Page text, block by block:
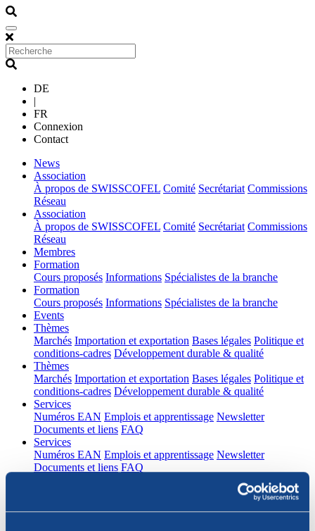
DE
|
FR
Connexion
Contact
News(current)
Association
À propos de SWISSCOFEL Comité Secrétariat Commissions
Réseau
Association
À propos de SWISSCOFEL Comité Secrétariat Commissions
Réseau
Membres(current)
Formation
Cours proposés Informations Spécialistes de la branche
Formation
Cours proposés Informations Spécialistes de la branche
Events(current)
Thèmes(current)
Marchés Importation et exportation Bases légales Politique et
conditions-cadres Développement durable & qualité
Thèmes(current)
Marchés Importation et exportation Bases légales Politique et
conditions-cadres Développement durable & qualité
Services(current)
Numéros EAN Emplois et apprentissage Newsletter
Documents et liens FAQ
Services(current)
Numéros EAN Emplois et apprentissage Newsletter
Documents et liens FAQ
FR